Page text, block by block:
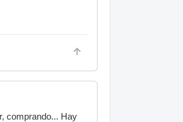
comprando... Hay